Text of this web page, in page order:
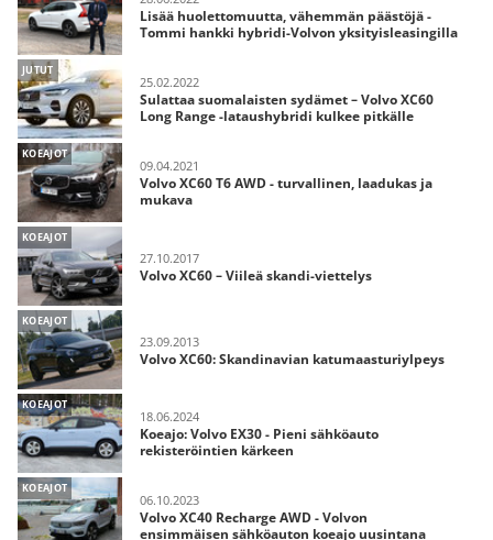
Lisää huolettomuutta, vähemmän päästöjä -
Tommi hankki hybridi-Volvon yksityisleasingilla
JUTUT
25.02.2022
Sulattaa suomalaisten sydämet – Volvo XC60
Long Range -lataushybridi kulkee pitkälle
KOEAJOT
09.04.2021
Volvo XC60 T6 AWD - turvallinen, laadukas ja
mukava
KOEAJOT
27.10.2017
Volvo XC60 – Viileä skandi-viettelys
KOEAJOT
23.09.2013
Volvo XC60: Skandinavian katumaasturiylpeys
KOEAJOT
18.06.2024
Koeajo: Volvo EX30 - Pieni sähköauto
rekisteröintien kärkeen
KOEAJOT
06.10.2023
Volvo XC40 Recharge AWD - Volvon
ensimmäisen sähköauton koeajo uusintana